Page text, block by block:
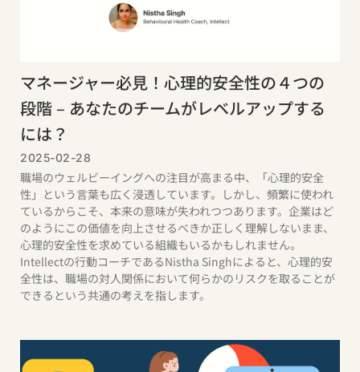
マネージャー必見！心理的安全性の４つの
段階 – あなたのチームがレベルアップする
には？
2025-02-28
職場のウェルビーイングへの注目が高まる中、「心理的安全
性」という言葉も広く浸透しています。しかし、頻繁に使われ
ているからこそ、本来の意味が失われつつあります。企業はど
のようにこの価値を向上させるべきか正しく理解しないまま、
心理的安全性を求めている組織もいるかもしれません。
Intellectの行動コーチであるNistha Singhによると、心理的安
全性は、職場の対人関係において何らかのリスクを取ることが
できるという共通の考えを指します。